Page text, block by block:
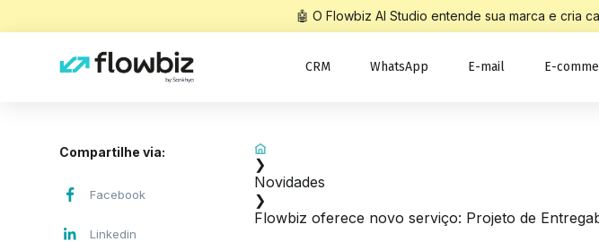
🤖 O Flowbiz AI Studio entende sua marca e cria
CRM WhatsApp E-mail E-
Compartilhe via:
Facebook
Linkedin
Início
❯
Novidades
❯
Flowbiz oferece novo serviço: Projeto de